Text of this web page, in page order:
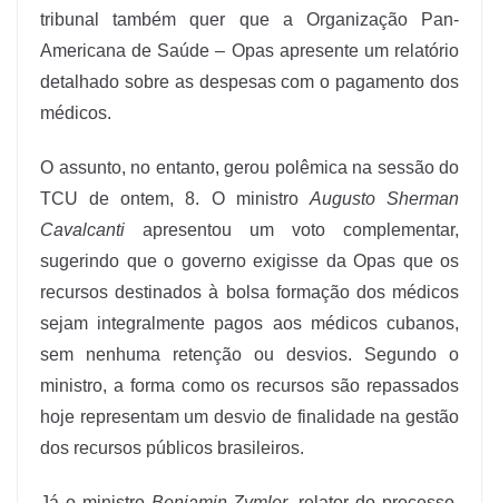
tribunal também quer que a Organização Pan-
Americana de Saúde – Opas apresente um relatório
detalhado sobre as despesas com o pagamento dos
médicos.
O assunto, no entanto, gerou polêmica na sessão do
TCU de ontem, 8. O ministro Augusto Sherman
Cavalcanti apresentou um voto complementar,
sugerindo que o governo exigisse da Opas que os
recursos destinados à bolsa formação dos médicos
sejam integralmente pagos aos médicos cubanos,
sem nenhuma retenção ou desvios. Segundo o
ministro, a forma como os recursos são repassados
hoje representam um desvio de finalidade na gestão
dos recursos públicos brasileiros.